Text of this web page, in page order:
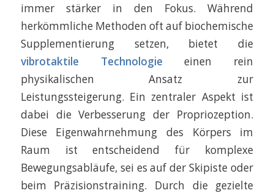
immer stärker in den Fokus. Während
herkömmliche Methoden oft auf biochemische
Supplementierung setzen, bietet die
vibrotaktile Technologie einen rein
physikalischen Ansatz zur
Leistungssteigerung. Ein zentraler Aspekt ist
dabei die Verbesserung der Propriozeption.
Diese Eigenwahrnehmung des Körpers im
Raum ist entscheidend für komplexe
Bewegungsabläufe, sei es auf der Skipiste oder
beim Präzisionstraining. Durch die gezielte